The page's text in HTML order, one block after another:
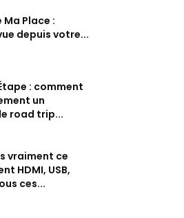
Ma Place :
depuis votre...
: comment
un
road trip...
vraiment ce
HDMI, USB,
ces...